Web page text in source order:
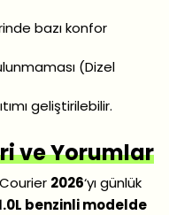
bazı konfor
(Dizel
geliştirilebilir.
ve Yorumlar
2026‘yı günlük
benzinli modelde